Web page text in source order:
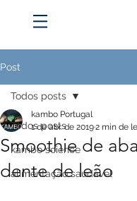
Post
Todos posts
kambo science
alimentação saudável
Todos posts
Smoothie de
dente de leão
kambo Portugal
1 de abr. de 20192 min de